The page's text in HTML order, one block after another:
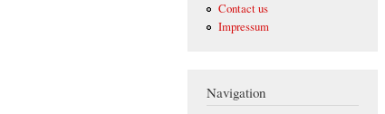
Contact us
Impressum
Navigation